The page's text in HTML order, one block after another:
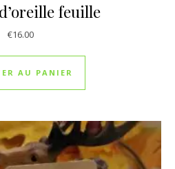
feuille
€16.00
AU PANIER